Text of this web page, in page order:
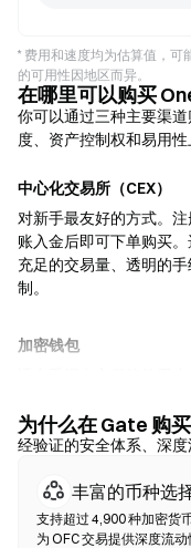
* 费用和速度均为估算值，可
的可用性因地区而异。
在哪里可以购买
你可以通过三种主要渠
度、资产控制权和易用性
中心化交易所（CEX）
对新手最友好的方式。
账入金后即可下单购买
充足的交易量、透明的
制。
加密钱包
内直接兑换代币。部分
可使用信用卡购买 OFC
实合约地址。
去中心化交易所（DEX）
无需中间方的点对点交
为什么在 Gate 购
经验证的安全体系、深度
丰富的币种选
支持超过 4,900 种加密货
为 OFC 交易提供深度流动